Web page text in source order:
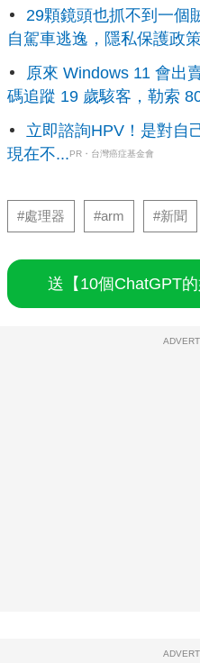
29顆鏡頭也抓不到一個
自駕車逃逸，隱私保護政
原來 Windows 11 會出
碼追蹤 19 歲駭客，勒索
立即諮詢HPV！是對自
現在不...PR・台灣癌症基金會
#處理器 #arm #新聞
送【10個ChatGPT